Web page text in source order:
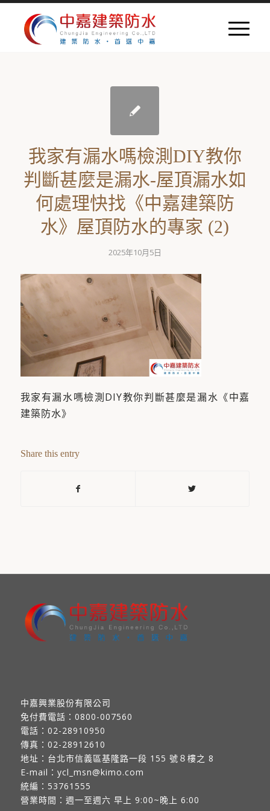
我家有漏水嗎檢測DIY教你
判斷甚麼是漏水-屋頂漏水如
何處理快找《中嘉建築防
水》屋頂防水的專家 (2)
2025年10月5日
我家有漏水嗎檢測DIY教你判斷甚麼是漏水《中嘉
建築防水》
Share this entry
中嘉興業股份有限公司
免付費電話： 0800-007560
電話： 02-28910950
傳真： 02-28912610
地址： 台北市信義區基隆路一段 155 號８樓之 8
E-mail： ycl_msn@kimo.com
統編：53761555
營業時間：週一至週六 早上 9:00~晚上 6:00